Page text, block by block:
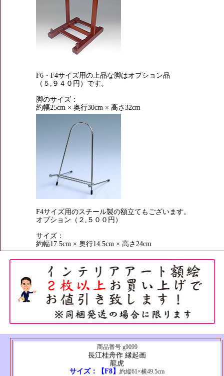
F6・F4サイズ用の上品な脚はオプション品
（５,９４０円）です。
脚のサイズ：
約幅25cm × 奥行30cm × 高さ32cm
F4サイズ用のスチール製の額立てもございます。
オプション（２,５００円）
サイズ：
約幅17.5cm × 奥行14.5cm × 高さ24cm
商品番号 g9099
長江桂舟作 縁起画
龍虎
サイズ：【F8】 約縦61×横49.5cm